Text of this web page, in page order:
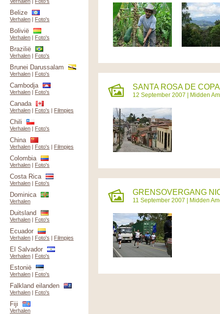
SANTA ROSA DE
12 September 2007 | Midden
GRENSOVERGANG
11 September 2007 | Midden
Belize
Verhalen | Foto's
Bolivië
Verhalen | Foto's
Brazilië
Verhalen | Foto's
Brunei Darussalam
Verhalen | Foto's
Cambodja
Verhalen | Foto's
Canada
Verhalen | Foto's | Filmpjes
Chili
Verhalen | Foto's
China
Verhalen | Foto's | Filmpjes
Colombia
Verhalen | Foto's
Costa Rica
Verhalen | Foto's
Dominica
Verhalen
Duitsland
Verhalen | Foto's
Ecuador
Verhalen | Foto's | Filmpjes
El Salvador
Verhalen | Foto's
Estonië
Verhalen | Foto's
Falkland eilanden
Verhalen | Foto's
Fiji
Verhalen